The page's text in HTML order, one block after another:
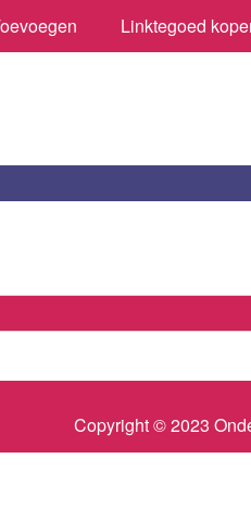
Linktegoed
Copyright © 2023